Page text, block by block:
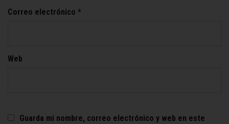
Correo electrónico *
Web
Guarda mi nombre, correo electrónico y web en este